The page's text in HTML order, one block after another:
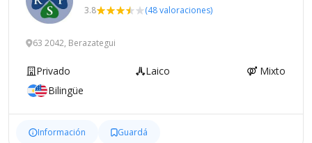
3.8 (48 valoraciones)
63 2042, Berazategui
Privado Laico
Mixto
Bilingüe
Información Guardá